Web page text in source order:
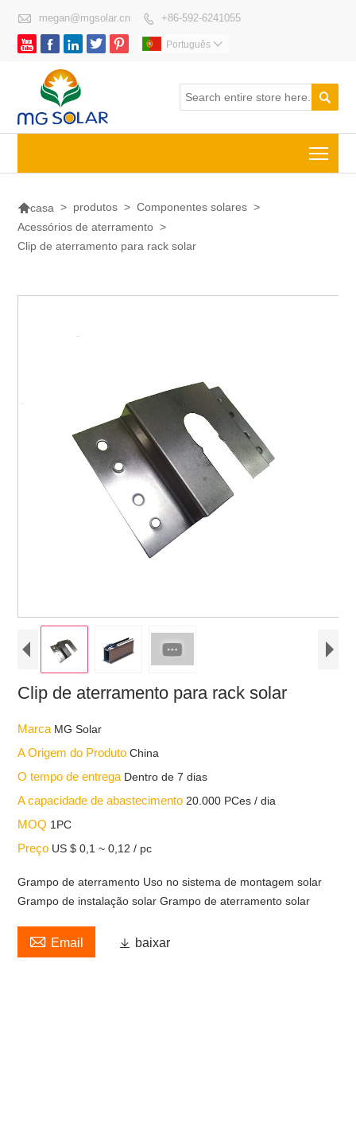
 megan@mgsolar.cn  +86-592-6241055
     Português 

casa > produtos > Componentes solares >
Acessórios de aterramento >
Clip de aterramento para rack solar
Clip de aterramento para rack solar
Marca MG Solar
A Origem do ProdutoChina
O tempo de entrega Dentro de 7 dias
A capacidade de abastecimento 20.000 PCes / dia
MOQ 1PC
Preço US $ 0,1 ~ 0,12 / pc
Grampo de aterramento Uso no sistema de montagem solar
Grampo de instalação solar Grampo de aterramento solar
 Email  baixar